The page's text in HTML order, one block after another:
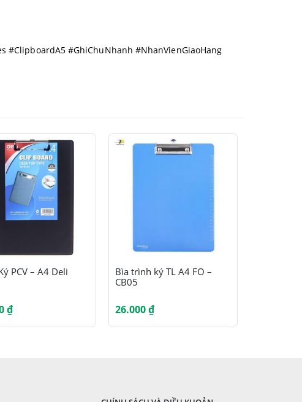
#ClipboardA5 #GhiChuNhanh #NhanVienGiaoHang
PCV – A4 Deli
₫
Bìa trình ký TL A4 FO –
CB05
26.000₫